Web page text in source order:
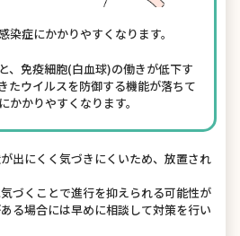
染症にかかりやすくなります。
、免疫細胞(白血球)の働きが低下す
たウイルスを防御する機能が落ちて
かかりやすくなります。
出にくく気づきにくいため、放置され
づくことで進行を抑えられる可能性が
る場合には早めに相談して対策を行い